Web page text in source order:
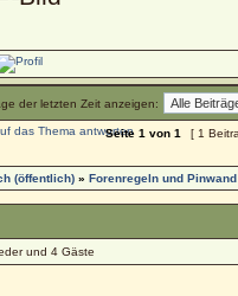
der letzten Zeit anzeigen:
Seite1 von1 [ 1
(öffentlich) »Forenregeln und Pinwand
und 4 Gäste